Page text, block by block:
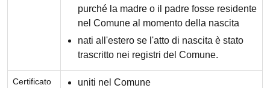
purché la madre o il padre fosse residente
nel Comune al momento della nascita
nati all'estero se l'atto di nascita è stato
trascritto nei registri del Comune.
Certificato
uniti nel Comune